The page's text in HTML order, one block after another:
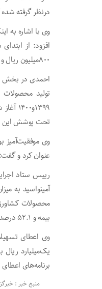
درنظر گرفته شده که بین حدود
وی با اشاره به
۸۰۰‌میلیون ریال و طرح رزمایش بسته معیشتی به تعداد ۱۱ هزار و ۴۰۰ عدد بین خانوارها و افراد هدف توزیع شده است.
احمدی در بخش
تولید
تحت پوشش این
عنوان کرد و گفت: امسال این سطح کشت به
بیمه و ۵۲.۱ درصد از برنامه محقق شد.
وی اعطای
برنامه‌های
منبع خبر :